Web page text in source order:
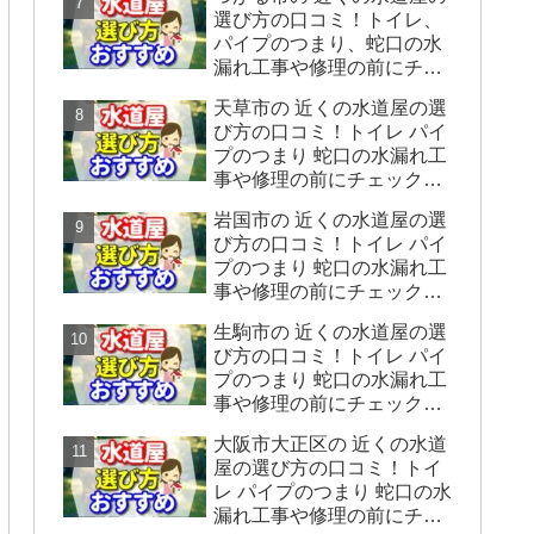
選び方の口コミ！トイレ、
パイプのつまり、蛇口の水
漏れ工事や修理の前にチェ
す。
天草市の 近くの水道屋の選
び方の口コミ！トイレ パイ
プのつまり 蛇口の水漏れ工
事や修理の前にチェックす
岩国市の 近くの水道屋の選
び方の口コミ！トイレ パイ
プのつまり 蛇口の水漏れ工
事や修理の前にチェックす
生駒市の 近くの水道屋の選
び方の口コミ！トイレ パイ
プのつまり 蛇口の水漏れ工
事や修理の前にチェックす
大阪市大正区の 近くの水道
屋の選び方の口コミ！トイ
レ パイプのつまり 蛇口の水
漏れ工事や修理の前にチェ